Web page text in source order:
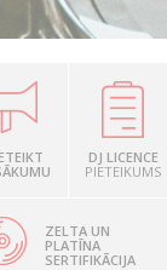
DJ LICENCE
PIETEIKUMS
ZELTA UN
PLATĪNA
SERTIFIKĀCIJA